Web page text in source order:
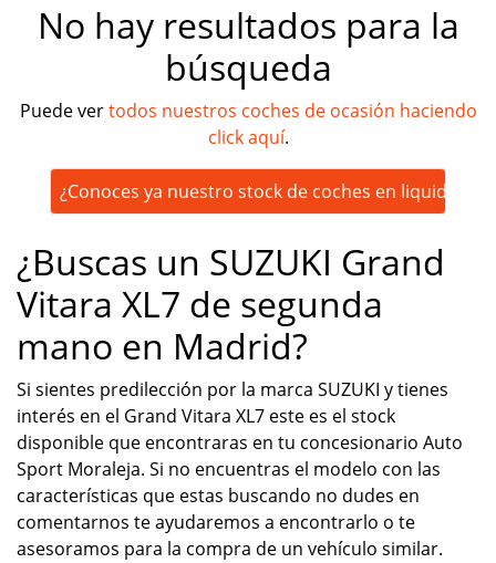
No hay resultados para la
búsqueda
Puede vertodos nuestros coches de ocasión haciendo
click aquí.
¿Conoces ya nuestro stock de coches en
¿Buscas un SUZUKI Grand
Vitara XL7 de segunda
mano en Madrid?
Si sientes predilección por la marca SUZUKI y tienes
interés en el Grand Vitara XL7 este es el stock
disponible que encontraras en tu concesionario Auto
Sport Moraleja. Si no encuentras el modelo con las
características que estas buscando no dudes en
comentarnos te ayudaremos a encontrarlo o te
asesoramos para la compra de un vehículo similar.